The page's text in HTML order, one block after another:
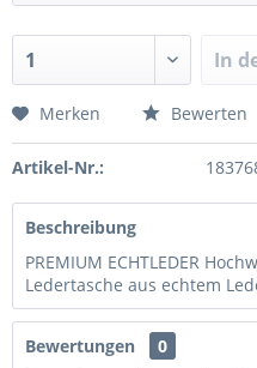
In
Merken Bewerten
Artikel-Nr.:
Beschreibung
PREMIUM ECHTLEDER
Ledertasche aus echtem
Bewertungen
0